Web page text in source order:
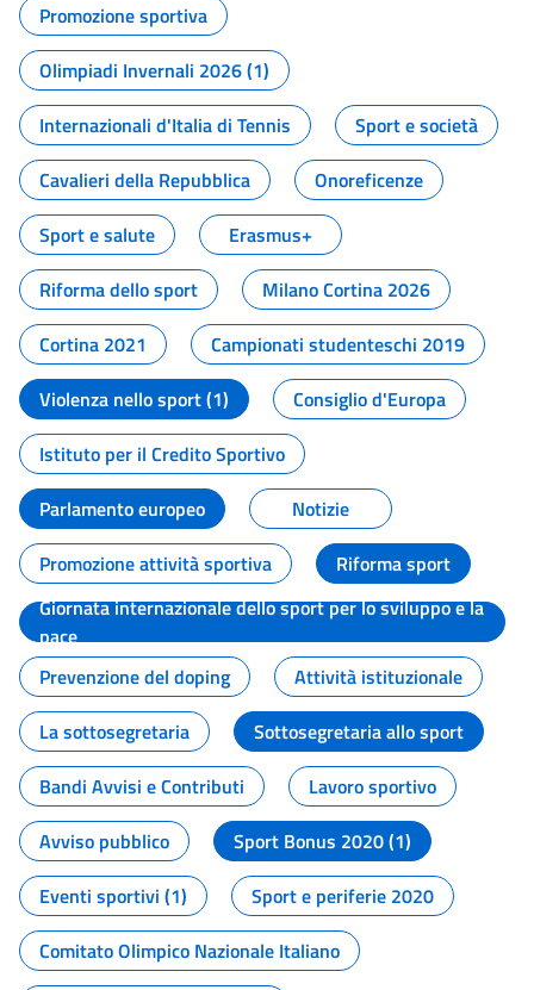
Promozione sportiva
Olimpiadi Invernali 2026 (1)
Internazionali d'Italia di Tennis
Sport e società
Cavalieri della Repubblica
Onoreficenze
Sport e salute
Erasmus+
Riforma dello sport
Milano Cortina 2026
Cortina 2021
Campionati studenteschi 2019
Violenza nello sport (1)
Consiglio d'Europa
Istituto per il Credito Sportivo
Parlamento europeo
Notizie
Promozione attività sportiva
Riforma sport
Giornata internazionale dello sport per lo sviluppo e la
pace
Prevenzione del doping
Attività istituzionale
La sottosegretaria
Sottosegretaria allo sport
Bandi Avvisi e Contributi
Lavoro sportivo
Avviso pubblico
Sport Bonus 2020 (1)
Eventi sportivi (1)
Sport e periferie 2020
Comitato Olimpico Nazionale Italiano